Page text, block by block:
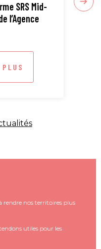
SRS Mid-
l’Agence
nos territoires plus
utiles pour les